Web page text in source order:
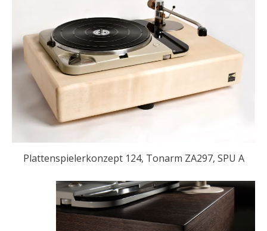
Plattenspielerkonzept 124, Tonarm ZA297, SPU A